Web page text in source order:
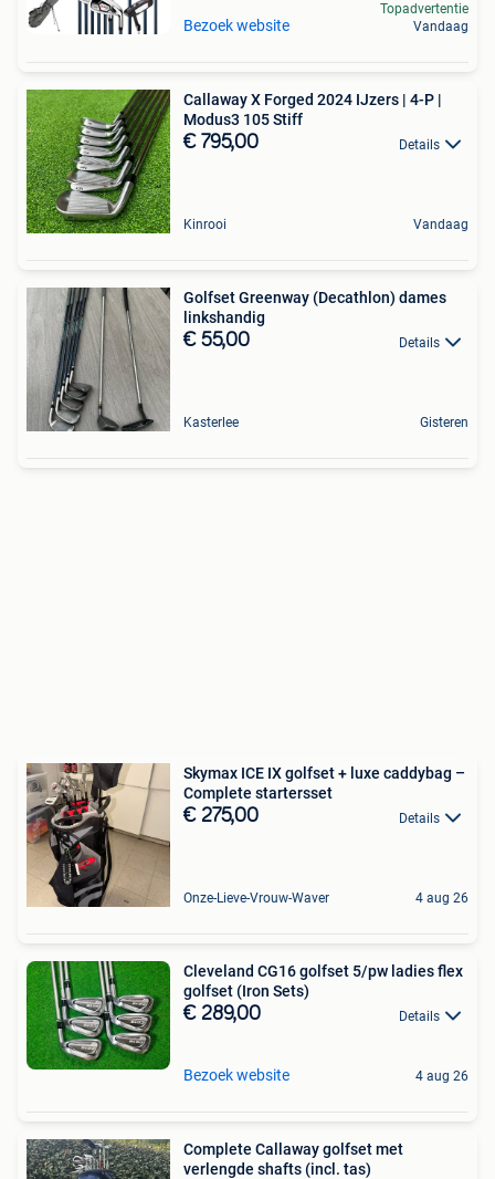
Bezoek website
Topadvertentie
Vandaag
Callaway X Forged 2024 IJzers | 4-P |
Modus3 105 Stiff
€ 795,00 Details
Kinrooi Vandaag
Golfset Greenway (Decathlon) dames
linkshandig
€ 55,00 Details
Kasterlee Gisteren
Skymax ICE IX golfset + luxe caddybag –
Complete startersset
€ 275,00 Details
Onze-Lieve-Vrouw-Waver 4 aug 26
Cleveland CG16 golfset 5/pw ladies flex
golfset (Iron Sets)
€ 289,00 Details
Bezoek website 4 aug 26
Complete Callaway golfset met
verlengde shafts (incl. tas)